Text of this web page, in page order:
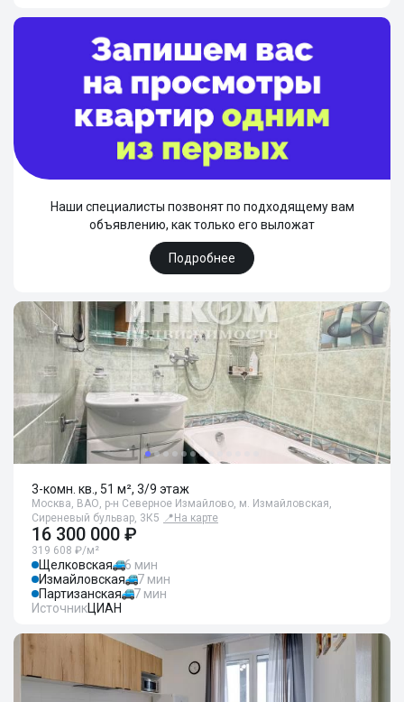
Наши специалисты позвонят по подходящему вам
объявлению, как только его выложат
Подробнее
3-комн. кв., 51 м², 3/9 этаж
Москва, ВАО, р-н Северное Измайлово, м. Измайловская,
Сиреневый бульвар, 3К5 📍 На карте
16 300 000 ₽
319 608 ₽/м²
Щелковская
6 мин
Измайловская
7 мин
Партизанская
7 мин
ИсточникЦИАН